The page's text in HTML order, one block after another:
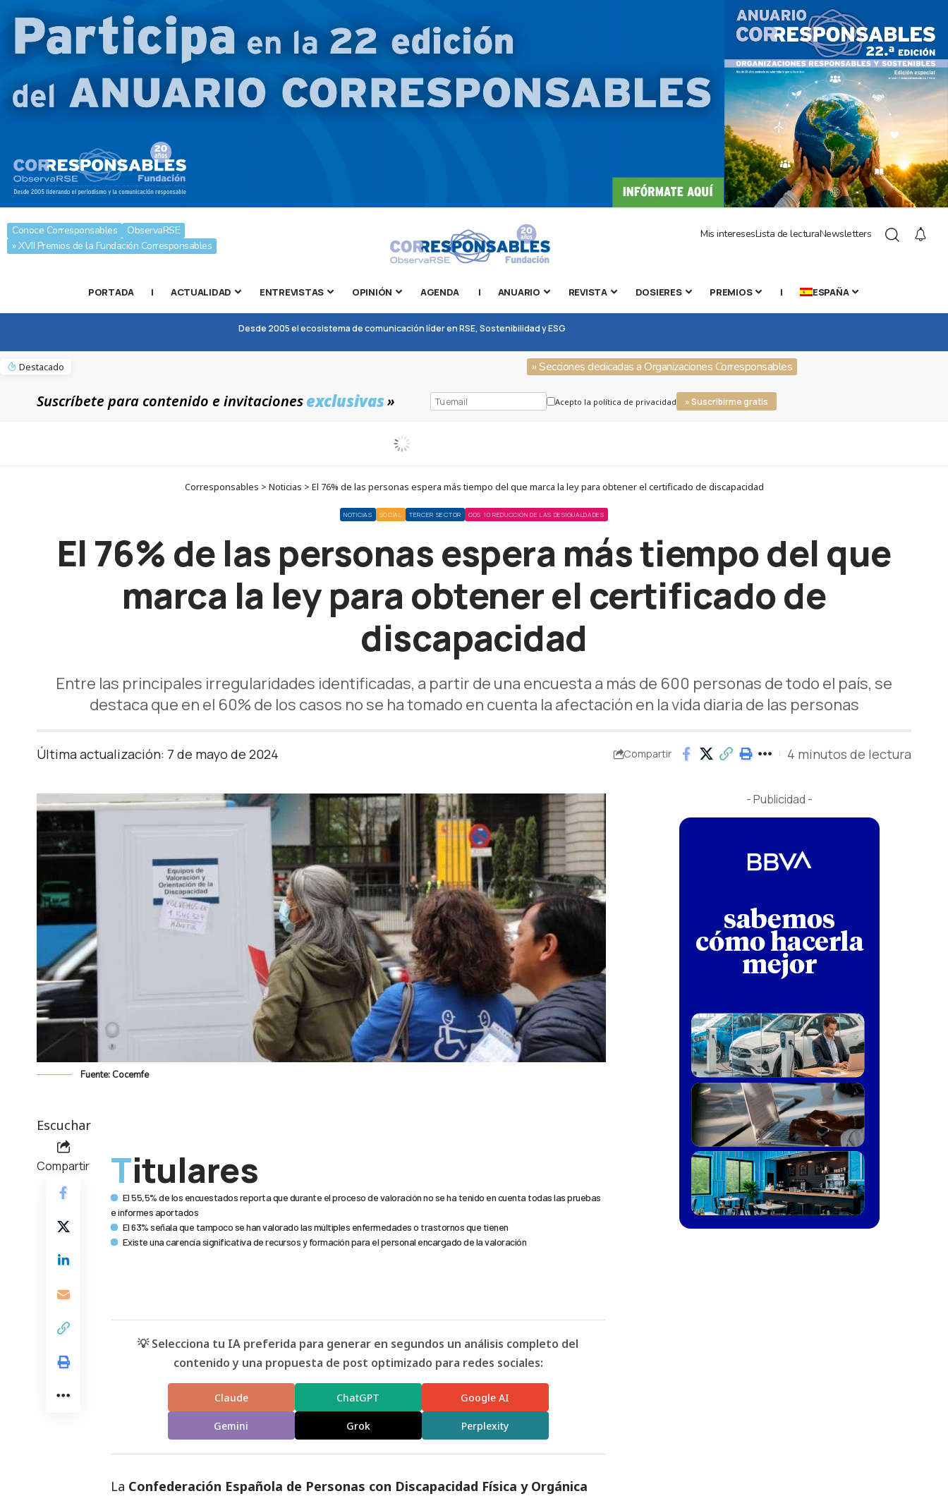
Conoce Corresponsables
ObservaRSE
» XVII Premios de la Fundación Corresponsables
Mis interesesLista de lecturaNewsletters
PORTADA | ACTUALIDAD ENTREVISTAS OPINIÓN AGENDA | ANUARIO REVISTA DOSIERES PREMIOS | ESPAÑA
Desde 2005 el ecosistema de comunicación líder en RSE, Sostenibilidad y ESG
Destacado » Secciones dedicadas a Organizaciones Corresponsables
Suscríbete para contenido e invitacionesexclusivas» Acepto la política de privacidad » Suscribirme gratis
Corresponsables > Noticias > El 76% de las personas espera más tiempo del que marca la ley para obtener el certificado de discapacidad
NOTICIAS SOCIAL TERCER SECTOR ODS 10 REDUCCIÓN DE LAS DESIGUALDADES
El 76% de las personas espera más tiempo del que
marca la ley para obtener el certificado de
discapacidad
Entre las principales irregularidades identificadas, a partir de una encuesta a más de 600 personas de todo el país, se
destaca que en el 60% de los casos no se ha tomado en cuenta la afectación en la vida diaria de las personas
Última actualización: 7 de mayo de 2024 Compartir 4 minutos de lectura
Fuente: Cocemfe
Escuchar
Compartir Titulares
El 55,5% de los encuestados reporta que durante el proceso de valoración no se ha tenido en cuenta todas las pruebas
e informes aportados
El 63% señala que tampoco se han valorado las múltiples enfermedades o trastornos que tienen
Existe una carencia significativa de recursos y formación para el personal encargado de la valoración
💡 Selecciona tu IA preferida para generar en segundos un análisis completo del
contenido y una propuesta de post optimizado para redes sociales:
Claude ChatGPT Google AI
Gemini Grok Perplexity
La Confederación Española de Personas con Discapacidad Física y Orgánica
- Publicidad -